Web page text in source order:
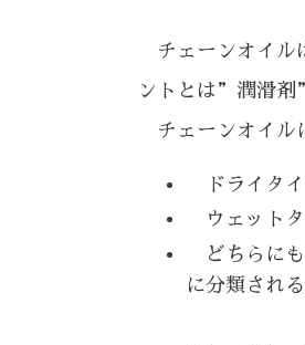
チェーンオイル
ントとは”潤滑剤
チェーンオイル
ドライタイ
ウェットタ
どちらにも
に分類される